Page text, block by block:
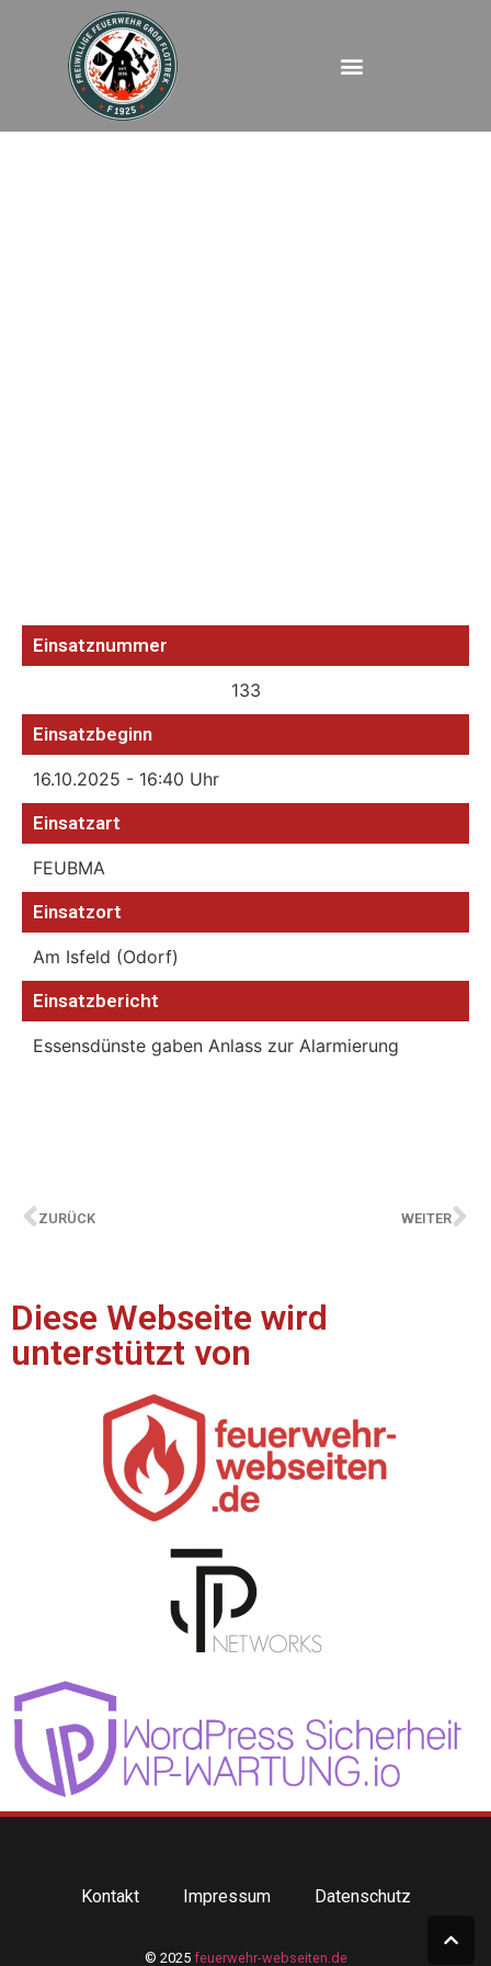
Einsatznummer
133
Einsatzbeginn
16.10.2025 - 16:40 Uhr
Einsatzart
FEUBMA
Einsatzort
Am Isfeld (Odorf)
Einsatzbericht
Essensdünste gaben Anlass zur Alarmierung
ZURÜCK WEITER
Diese Webseite wird
unterstützt von
Kontakt Impressum Datenschutz
© 2025 feuerwehr-webseiten.de